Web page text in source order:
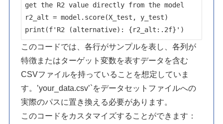
get the R2 value directly from the model
r2_alt = model.score(X_test, y_test)
print(f'R2 (alternative): {r2_alt:.2f}')
このコードでは、各行がサンプルを表し、各列が
特徴またはターゲット変数を表すデータを含む
CSVファイルを持っていることを想定していま
す。’your_data.csv’`をデータセットファイルへの
実際のパスに置き換える必要があります。
このコードをカスタマイズすることができます：